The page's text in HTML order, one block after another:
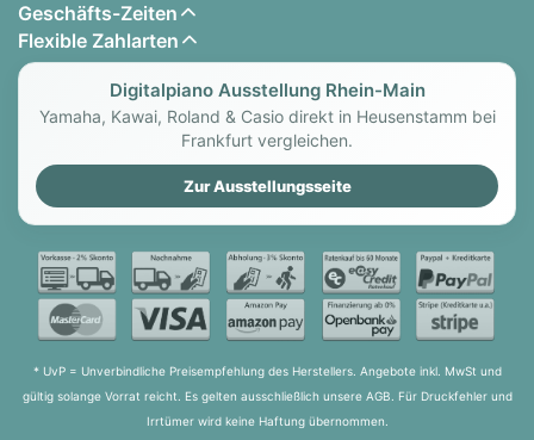
Geschäfts-Zeiten
Flexible Zahlarten
Digitalpiano Ausstellung Rhein-Main
Yamaha, Kawai, Roland & Casio direkt in Heusenstamm bei
Frankfurt vergleichen.
Zur Ausstellungsseite
* UvP = Unverbindliche Preisempfehlung des Herstellers. Angebote inkl. MwSt und
gültig solange Vorrat reicht. Es gelten ausschließlich unsere AGB. Für Druckfehler und
Irrtümer wird keine Haftung übernommen.